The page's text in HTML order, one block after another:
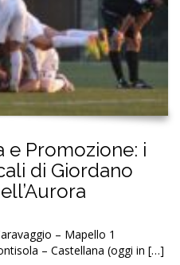
e Promozione: i
di Giordano
– Mapello 1
– Castellana (oggi in […]